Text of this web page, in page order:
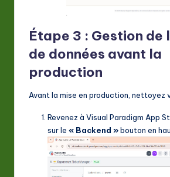
Étape 3 : Gestion de
de données avant la
production
Avant la mise en production, nettoyez
Revenez à Visual Paradigm App
sur le « Backend »bouton en